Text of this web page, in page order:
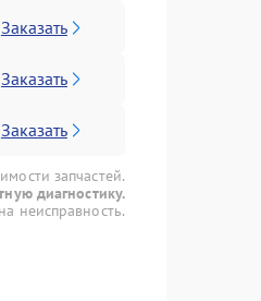
Заказать
Заказать
Заказать
запчастей.
диагностику.
неисправность.